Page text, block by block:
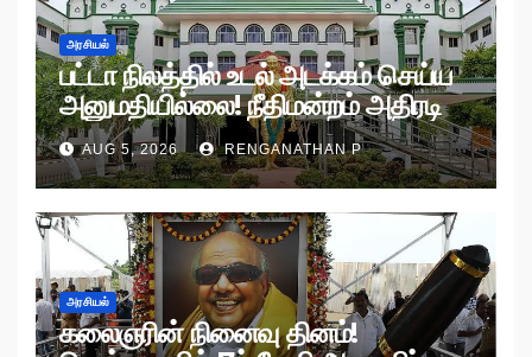
அரசியல்
பட்டா நிலத்தில் உடல் அடக்கம் செய்ய
அனுமதியில்லை! நீதிமன்றம் அதிரடி
உத்தரவு!
AUG 5, 2026 RENGANATHAN P
அரசியல்
கலைஞரின் நினைவு தினம்!